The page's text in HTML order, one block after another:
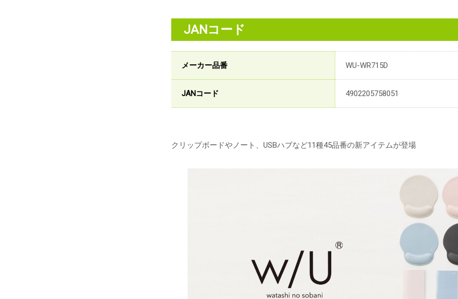
JANコード
メーカー品番 WU-WR715D
JANコード 4902205758051
クリップボードやノート、USBハブなど11種45品番の新アイテムが登場